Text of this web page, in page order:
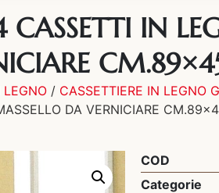
IN
LEGNO/ CASSETTIERE IN LEGNO
DA VERNICIARE
COD
Categorie